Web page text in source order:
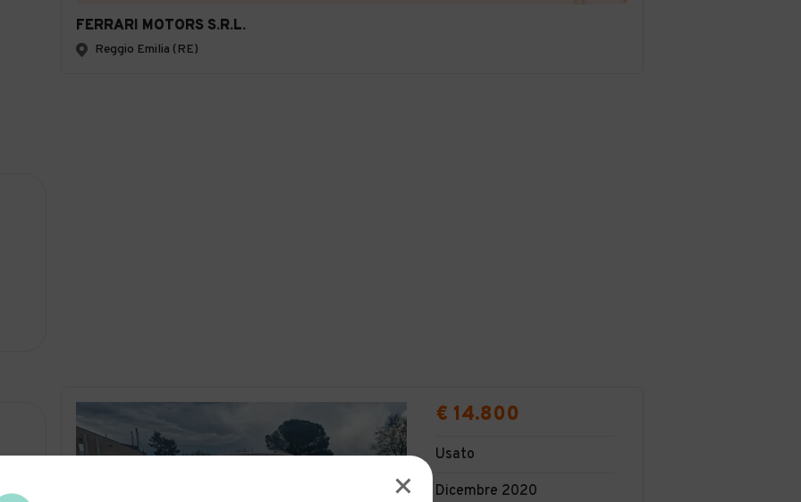
FERRARI MOTORS S.R.L.
Reggio Emilia (RE)
€ 14.800
Usato
Dicembre 2020